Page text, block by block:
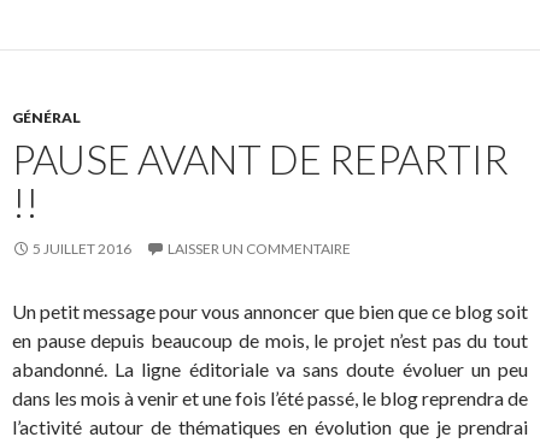
GÉNÉRAL
PAUSE AVANT DE REPARTIR
!!
5 JUILLET 2016 LAISSER UN COMMENTAIRE
Un petit message pour vous annoncer que bien que ce blog soit
en pause depuis beaucoup de mois, le projet n’est pas du tout
abandonné. La ligne éditoriale va sans doute évoluer un peu
dans les mois à venir et une fois l’été passé, le blog reprendra de
l’activité autour de thématiques en évolution que je prendrai